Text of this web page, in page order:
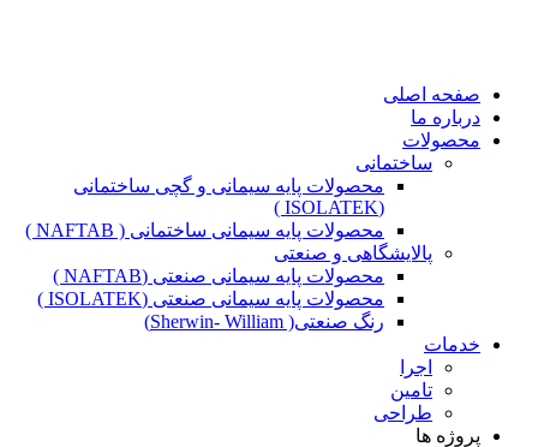
صفحه اصلی
درباره ما
محصولات
ساختمانی
محصولات پایه سیمانی و گچی ساختمانی
(ISOLATEK )
محصولات پایه سیمانی ساختمانی ( NAFTAB )
پالایشگاهی و صنعتی
محصولات پایه سیمانی صنعتی (NAFTAB )
محصولات پایه سیمانی صنعتی (ISOLATEK )
رنگ صنعتی( Sherwin- William)
خدمات
اجرا
تامین
طراحی
پروژه ها